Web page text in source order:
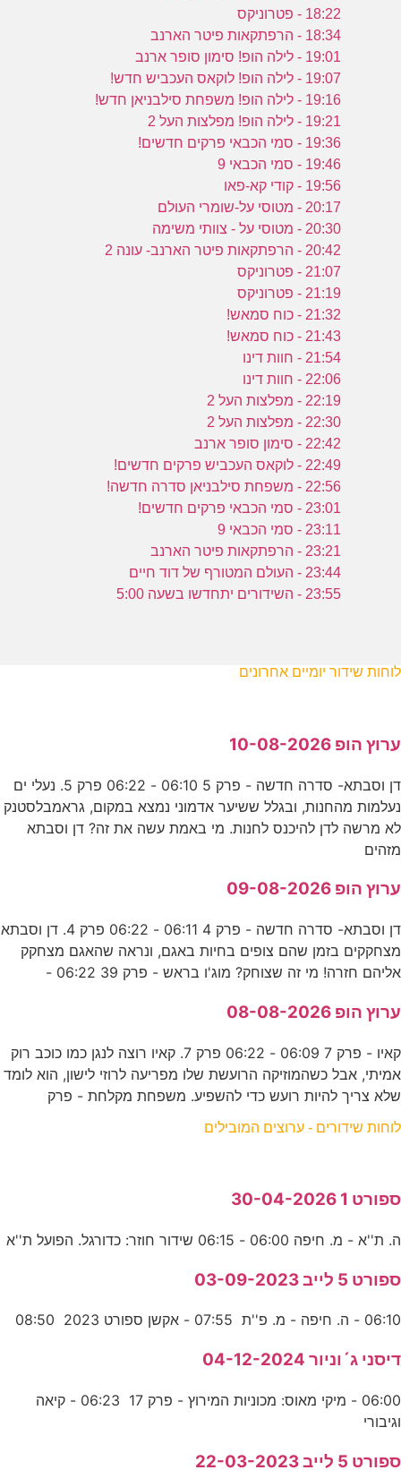
18:22 - פטרוניקס
18:34 - הרפתקאות פיטר הארנב
19:01 - לילה הופ! סימון סופר ארנב
19:07 - לילה הופ! לוקאס העכביש חדש!
19:16 - לילה הופ! משפחת סילבניאן חדש!
19:21 - לילה הופ! מפלצות העל 2
19:36 - סמי הכבאי פרקים חדשים!
19:46 - סמי הכבאי 9
19:56 - קודי קא-פאו
20:17 - מטוסי על-שומרי העולם
20:30 - מטוסי על - צוותי משימה
20:42 - הרפתקאות פיטר הארנב- עונה 2
21:07 - פטרוניקס
21:19 - פטרוניקס
21:32 - כוח סמאש!
21:43 - כוח סמאש!
21:54 - חוות דינו
22:06 - חוות דינו
22:19 - מפלצות העל 2
22:30 - מפלצות העל 2
22:42 - סימון סופר ארנב
22:49 - לוקאס העכביש פרקים חדשים!
22:56 - משפחת סילבניאן סדרה חדשה!
23:01 - סמי הכבאי פרקים חדשים!
23:11 - סמי הכבאי 9
23:21 - הרפתקאות פיטר הארנב
23:44 - העולם המטורף של דוד חיים
23:55 - השידורים יתחדשו בשעה 5:00
לוחות שידור יומיים אחרונים
ערוץ הופ 10-08-2026
דן וסבתא- סדרה חדשה - פרק 5 06:10 - 06:22 פרק 5. נעלי ים
נעלמות מהחנות, ובגלל ששיער אדמוני נמצא במקום, גראמבלסטנק
לא מרשה לדן להיכנס לחנות. מי באמת עשה את זה? דן וסבתא
מזהים
ערוץ הופ 09-08-2026
דן וסבתא- סדרה חדשה - פרק 4 06:11 - 06:22 פרק 4. דן וסבתא
מצחקקים בזמן שהם צופים בחיות באגם, ונראה שהאגם מצחקק
אליהם חזרה! מי זה שצוחק? מוג'ו בראש - פרק 39 06:22 -
ערוץ הופ 08-08-2026
קאיו - פרק 7 06:09 - 06:22 פרק 7. קאיו רוצה לנגן כמו כוכב רוק
אמיתי, אבל כשהמוזיקה הרועשת שלו מפריעה לרוזי לישון, הוא לומד
שלא צריך להיות רועש כדי להשפיע. משפחת מקלחת - פרק
לוחות שידורים - ערוצים המובילים
ספורט 1 30-04-2026
ה. ת''א - מ. חיפה 06:00 - 06:15 שידור חוזר: כדורגל. הפועל ת''א
ספורט 5 לייב 03-09-2023
06:10 - ה. חיפה - מ. פ''ת 07:55 - אקשן ספורט 2023 08:50
דיסני ג´וניור 04-12-2024
06:00 - מיקי מאוס: מכוניות המירוץ - פרק 17 06:23 - קיאה
וגיבורי
ספורט 5 לייב 22-03-2023